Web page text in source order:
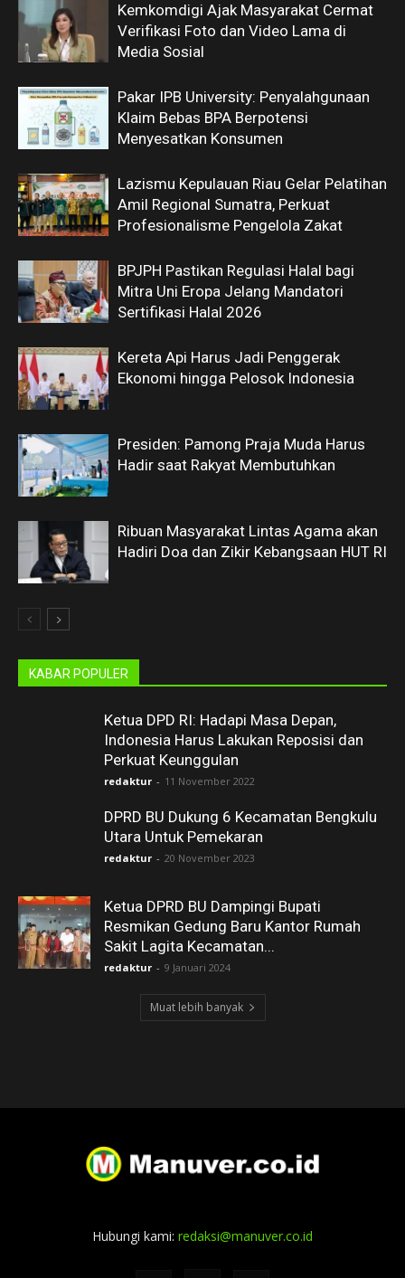
Kemkomdigi Ajak Masyarakat Cermat
Verifikasi Foto dan Video Lama di
Media Sosial
Pakar IPB University: Penyalahgunaan
Klaim Bebas BPA Berpotensi
Menyesatkan Konsumen
Lazismu Kepulauan Riau Gelar Pelatihan
Amil Regional Sumatra, Perkuat
Profesionalisme Pengelola Zakat
BPJPH Pastikan Regulasi Halal bagi
Mitra Uni Eropa Jelang Mandatori
Sertifikasi Halal 2026
Kereta Api Harus Jadi Penggerak
Ekonomi hingga Pelosok Indonesia
Presiden: Pamong Praja Muda Harus
Hadir saat Rakyat Membutuhkan
Ribuan Masyarakat Lintas Agama akan
Hadiri Doa dan Zikir Kebangsaan HUT RI
KABAR POPULER
Ketua DPD RI: Hadapi Masa Depan,
Indonesia Harus Lakukan Reposisi dan
Perkuat Keunggulan
redaktur - 11 November 2022
DPRD BU Dukung 6 Kecamatan Bengkulu
Utara Untuk Pemekaran
redaktur - 20 November 2023
Ketua DPRD BU Dampingi Bupati
Resmikan Gedung Baru Kantor Rumah
Sakit Lagita Kecamatan...
redaktur - 9 Januari 2024
Muat lebih banyak
Hubungi kami: redaksi@manuver.co.id